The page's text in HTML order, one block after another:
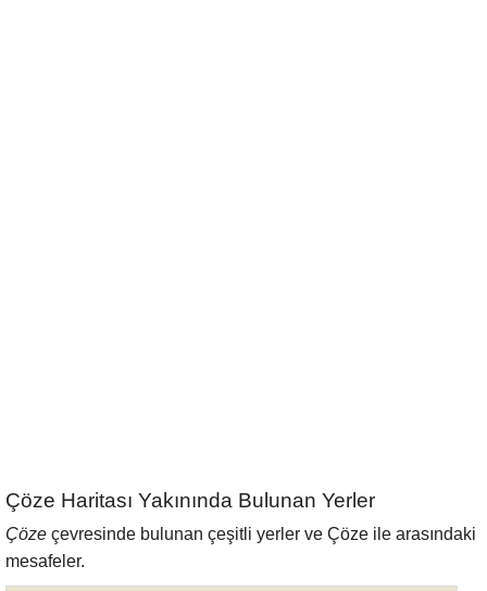
Çöze Haritası Yakınında Bulunan Yerler
Çöze çevresinde bulunan çeşitli yerler ve Çöze ile arasındaki
mesafeler.